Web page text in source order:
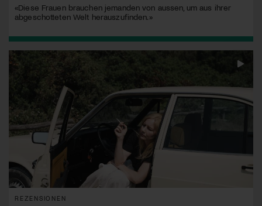
«Diese Frauen brauchen jemanden von aussen, um aus ihrer
abgeschotteten Welt herauszufinden.»
REZENSIONEN